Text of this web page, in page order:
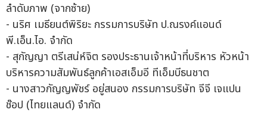
ลำดับภาพ (จากซ้าย)
- นริศ เมธียนต์พิริยะ กรรมการบริษัท ป.ณรงค์แอนด์
พี.เอ็น.ไอ. จำกัด
- สุกัญญา ตรีเสน่ห์จิต รองประธานเจ้าหน้าที่บริหาร หัวหน้า
บริหารความสัมพันธ์ลูกค้าเอสเอ็มอี ทีเอ็มบีธนชาต
- นางสาวกัญญพัชร์ อยู่สนอง กรรมการบริษัท จีจี เจแปน
ช๊อป (ไทยแลนด์) จำกัด